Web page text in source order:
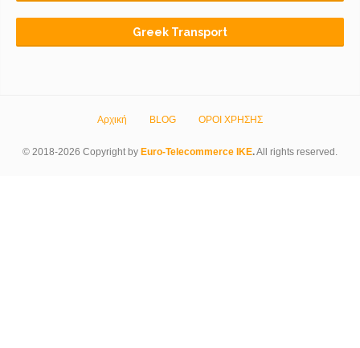
Greek Transport
Αρχική BLOG ΟΡΟΙ ΧΡΗΣΗΣ
© 2018-2026 Copyright by Euro-Telecommerce IKE.All rights reserved.